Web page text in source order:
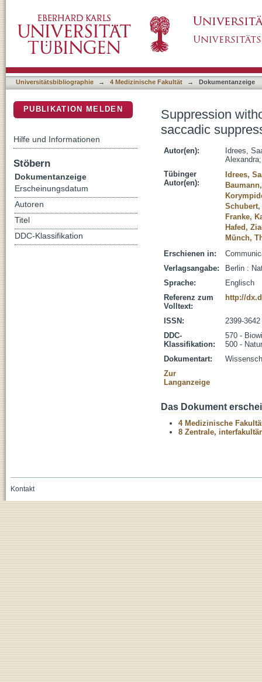
Universitätsbibliographie → 4 Medizinische Fakultät → Dokumentanzeige
Suppression
saccadic
Autor(en):
Idrees,
Alexandra
Tübinger
Autor(en):
Idrees,
Franke,
Hafed,
Münch,
Erschienen in:
Verlagsangabe:
Berlin :
Sprache:
Englisch
Referenz zum
Volltext:
http://
ISSN:
2399-3642
DDC-
Klassifikation:
570 -
500 -
Dokumentart:
Zur
Langanzeige
Das Dokument
4 Medizinische
8 Zentrale,
PUBLIKATION MELDEN
Hilfe und Informationen
Stöbern
Dokumentanzeige
Erscheinungsdatum
Autoren
Titel
DDC-Klassifikation
Kontakt